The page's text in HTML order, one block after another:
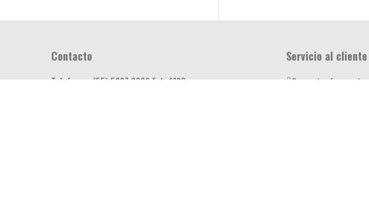
Contacto
Telefono: (55) 5887 8686 Ext. 4188
Servicio al cliente
Preguntas frecuentes